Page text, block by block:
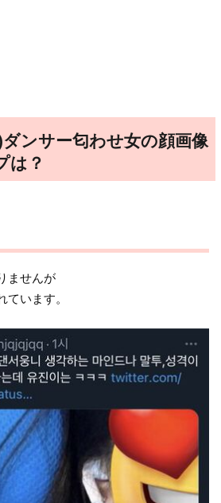
ンサー匂わせ女の顔画像
は？
ませんが
ています。